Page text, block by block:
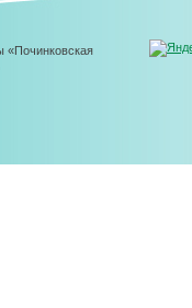
«Починковская